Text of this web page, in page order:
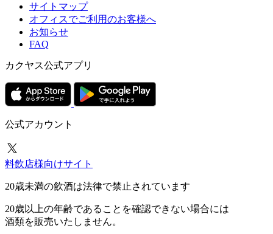
サイトマップ
オフィスでご利用のお客様へ
お知らせ
FAQ
カクヤス公式アプリ
公式アカウント
料飲店様向けサイト
20歳未満の飲酒は法律で禁止されています
20歳以上の年齢であることを確認できない場合には
酒類を販売いたしません。